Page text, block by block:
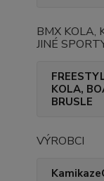
BMX KOLA,
JINÉ
KOLA,
BRUSLE
VÝROBCI